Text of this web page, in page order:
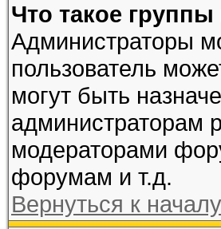
Что такое
Администраторы
пользователь
могут быть
администраторам
модераторами
форумам и т.д.
Вернуться к началу